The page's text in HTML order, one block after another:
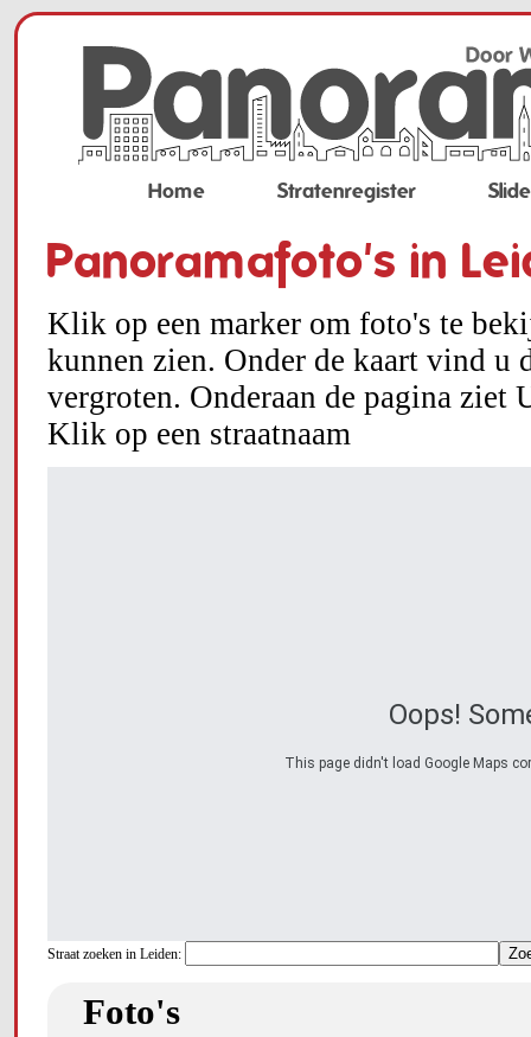
Home Stratenregister
Panoramafoto's in
Klik op een marker om foto's te
kunnen zien. Onder de kaart vind
vergroten. Onderaan de pagina ziet
Klik op een straatnaam
Oops!
This page didn't load Google Maps
Straat zoeken in Leiden:
Foto's